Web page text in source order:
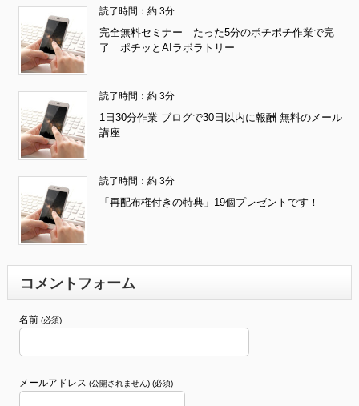
読了時間：約 3分
完全無料セミナー たった5分のポチポチ作業で完
了 ポチッとAIラボラトリー
読了時間：約 3分
1日30分作業 ブログで30日以内に報酬 無料のメール
講座
読了時間：約 3分
「再配布権付きの特典」19個プレゼントです！
コメントフォーム
名前 (必須)
メールアドレス (公開されません) (必須)